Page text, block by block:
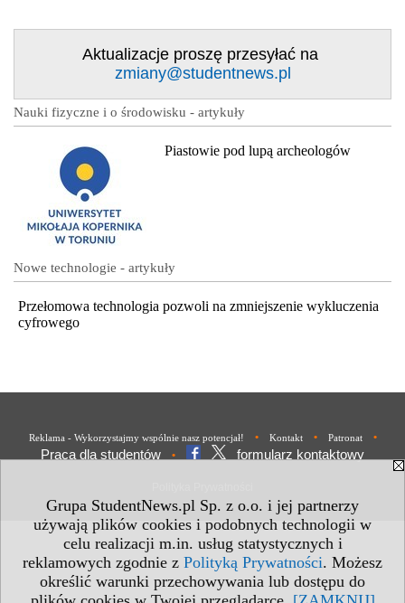
Grupa StudentNews.pl Sp. z o.o. i jej partnerzy
używają plików cookies i podobnych technologii w
celu realizacji m.in. usług statystycznych i
reklamowych zgodnie z Polityką Prywatności. Możesz
określić warunki przechowywania lub dostępu do
Aktualizacje proszę przesyłać na
zmiany@studentnews.pl
Nauki fizyczne i o środowisku - artykuły
Piastowie pod lupą archeologów
Nowe technologie - artykuły
Przełomowa technologia pozwoli na zmniejszenie wykluczenia
cyfrowego
Reklama - Wykorzystajmy wspólnie nasz potencjał! • Kontakt • Patronat •
Praca dla studentów • formularz kontaktowy